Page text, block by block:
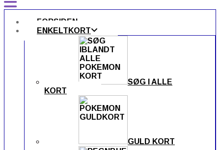
FORSIDEN
ENKELTKORT
SØG I ALLE
KORT
GULD KORT